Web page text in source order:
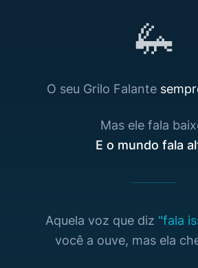
🦗
O seu Grilo Falante
Mas ele fala
E o mundo fala
Aquela voz que diz "fala
você a ouve, mas ela